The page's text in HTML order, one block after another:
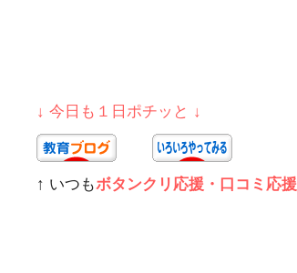
↓ 今日も１日ポチッと ↓
↑ いつもボタンクリ応援・口コミ応援